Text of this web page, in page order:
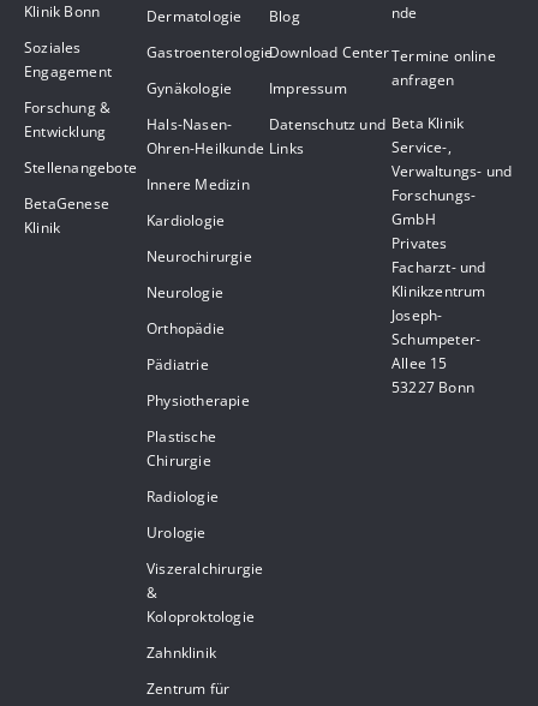
Klinik Bonn
Soziales
Engagement
Forschung &
Entwicklung
Stellenangebote
BetaGenese
Klinik
Dermatologie
Gastroenterologie
Gynäkologie
Hals-Nasen-
Ohren-Heilkunde
Innere Medizin
Kardiologie
Neurochirurgie
Neurologie
Orthopädie
Pädiatrie
Physiotherapie
Plastische
Chirurgie
Radiologie
Urologie
Viszeralchirurgie
&
Koloproktologie
Zahnklinik
Zentrum für
Blog
Download Center
Impressum
Datenschutz und
Links
nde
Termine online
anfragen
Beta Klinik
Service-,
Verwaltungs- und
Forschungs-
GmbH
Privates
Facharzt- und
Klinikzentrum
Joseph-
Schumpeter-
Allee 15
53227 Bonn